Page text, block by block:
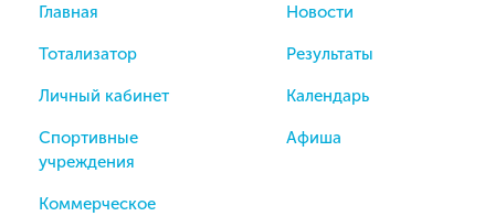
Главная
Тотализатор
Личный кабинет
Спортивные
учреждения
Коммерческое
Новости
Результаты
Календарь
Афиша